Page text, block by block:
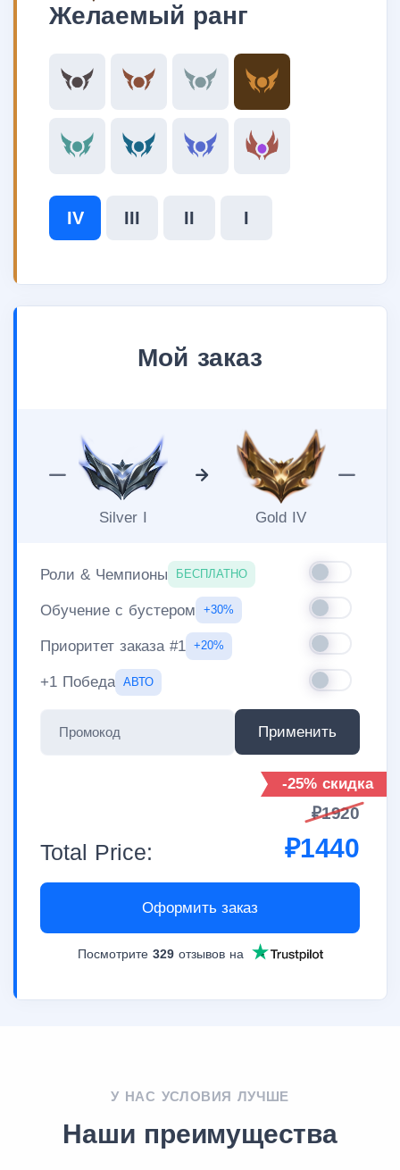
Желаемый ранг
IV III II I
Мой заказ
Silver I Gold IV
Роли & Чемпионы БЕСПЛАТНО
Обучение с бустером +30%
Приоритет заказа #1 +20%
+1 Победа АВТО
Промокод Применить
-25% скидка
₽1920
Total Price: ₽1440
Оформить заказ
Посмотрите 329 отзывов на
У НАС УСЛОВИЯ ЛУЧШЕ
Наши преимущества